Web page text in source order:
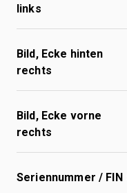
links
Bild, Ecke hinten
rechts
Bild, Ecke vorne
rechts
Seriennummer / FIN